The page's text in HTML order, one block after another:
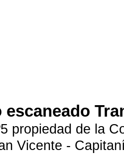
propiedad de la
Vicente -